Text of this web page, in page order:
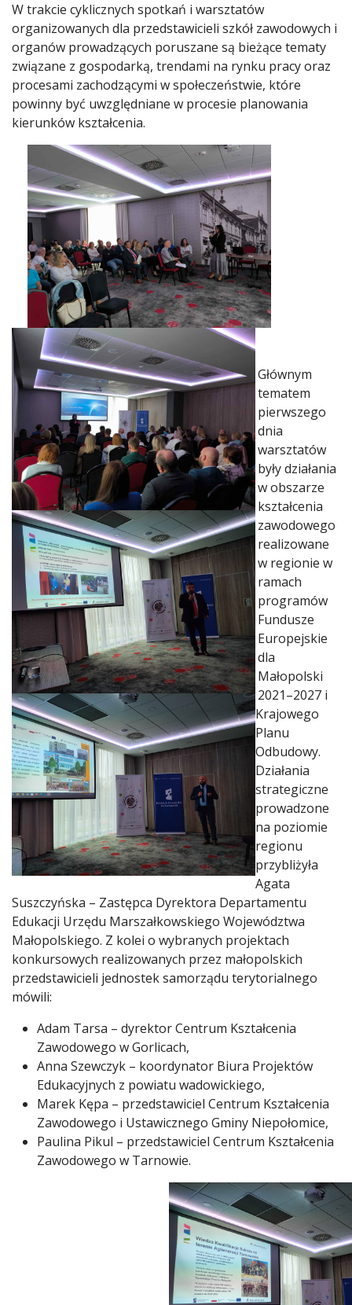
W trakcie cyklicznych spotkań i warsztatów
organizowanych dla przedstawicieli szkół zawodowych i
organów prowadzących poruszane są bieżące tematy
związane z gospodarką, trendami na rynku pracy oraz
procesami zachodzącymi w społeczeństwie, które
powinny być uwzględniane w procesie planowania
kierunków kształcenia.
Głównym
tematem
pierwszego
dnia
warsztatów
były działania
w obszarze
kształcenia
zawodowego
realizowane
w regionie w
ramach
programów
Fundusze
Europejskie
dla
Małopolski
2021–2027 i
Krajowego
Planu
Odbudowy.
Działania
strategiczne
prowadzone
na poziomie
regionu
przybliżyła
Agata
Suszczyńska – Zastępca Dyrektora Departamentu
Edukacji Urzędu Marszałkowskiego Województwa
Małopolskiego. Z kolei o wybranych projektach
konkursowych realizowanych przez małopolskich
przedstawicieli jednostek samorządu terytorialnego
mówili:
Adam Tarsa – dyrektor Centrum Kształcenia
Zawodowego w Gorlicach,
Anna Szewczyk – koordynator Biura Projektów
Edukacyjnych z powiatu wadowickiego,
Marek Kępa – przedstawiciel Centrum Kształcenia
Zawodowego i Ustawicznego Gminy Niepołomice,
Paulina Pikul – przedstawiciel Centrum Kształcenia
Zawodowego w Tarnowie.